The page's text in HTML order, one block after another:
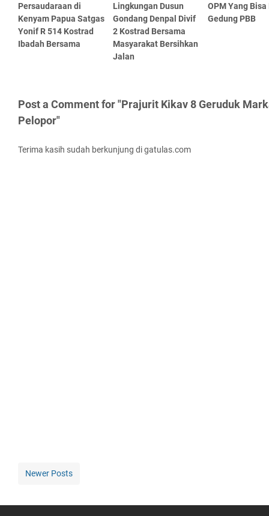
Persaudaraan di
Kenyam Papua Satgas
Yonif R 514 Kostrad
Ibadah Bersama
Lingkungan Dusun
Gondang Denpal Divif
2 Kostrad Bersama
Masyarakat Bersihkan
Jalan
OPM Yang Bisa
Gedung PBB
Post a Comment for "Prajurit Kikav 8 Geruduk
Pelopor"
Terima kasih sudah berkunjung di gatulas.com
Newer Posts